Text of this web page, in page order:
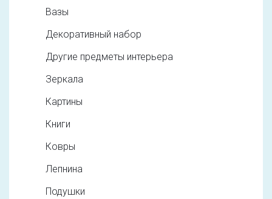
Вазы
Декоративный набор
Другие предметы интерьера
Зеркала
Картины
Книги
Ковры
Лепнина
Подушки